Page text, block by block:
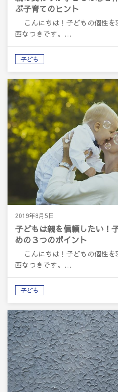
ぶ子育てのヒント
こんにちは！子どもの個性を
西なつきです。…
子ども
2019年8月5日
子どもは親を信頼したい！
めの３つのポイント
こんにちは！子どもの個性を
西なつきです。…
子ども